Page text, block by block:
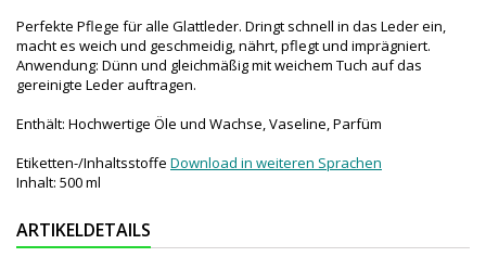
Perfekte Pflege für alle Glattleder. Dringt schnell in das Leder ein,
macht es weich und geschmeidig, nährt, pflegt und imprägniert.
Anwendung: Dünn und gleichmäßig mit weichem Tuch auf das
gereinigte Leder auftragen.
Enthält: Hochwertige Öle und Wachse, Vaseline, Parfüm
Etiketten-/Inhaltsstoffe Download in weiteren Sprachen
Inhalt: 500 ml
ARTIKELDETAILS